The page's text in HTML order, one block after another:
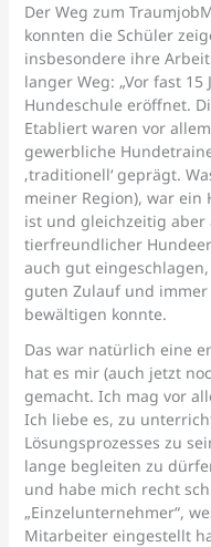
Der Weg zum
konnten die Schüler
insbesondere ihre
langer Weg: „Vor fast
Hundeschule eröffnet.
Etabliert waren vor
gewerbliche
‚traditionell‘ geprägt.
meiner Region), war
ist und gleichzeitig
tierfreundlicher
auch gut
guten Zulauf und
bewältigen konnte.
Das war natürlich eine
hat es mir (auch jetzt
gemacht. Ich mag vor
Ich liebe es, zu
Lösungsprozesses zu
lange begleiten zu
und habe mich recht
„Einzelunternehmer“,
Mitarbeiter eingestellt